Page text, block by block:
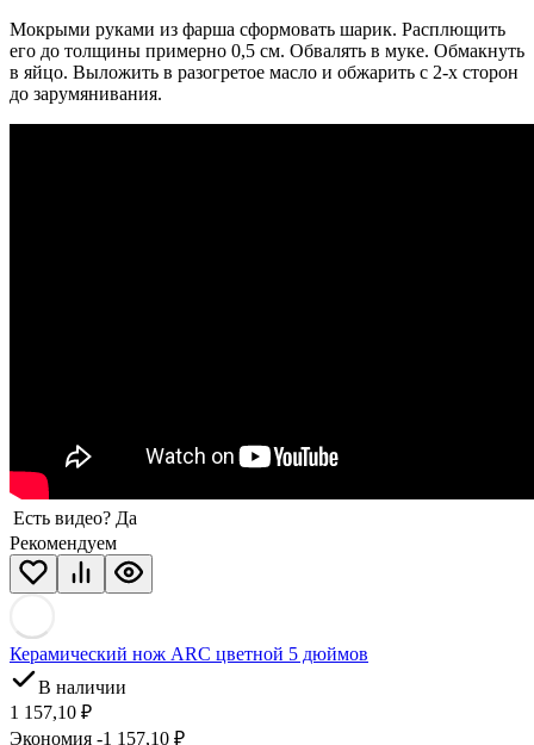
Мокрыми руками из фарша сформовать шарик. Расплющить
его до толщины примерно 0,5 см. Обвалять в муке. Обмакнуть
в яйцо. Выложить в разогретое масло и обжарить с 2-х сторон
до зарумянивания.
Есть видео? Да
Рекомендуем
Керамический нож ARC цветной 5 дюймов
В наличии
1 157,10 ₽
Экономия -1 157,10 ₽